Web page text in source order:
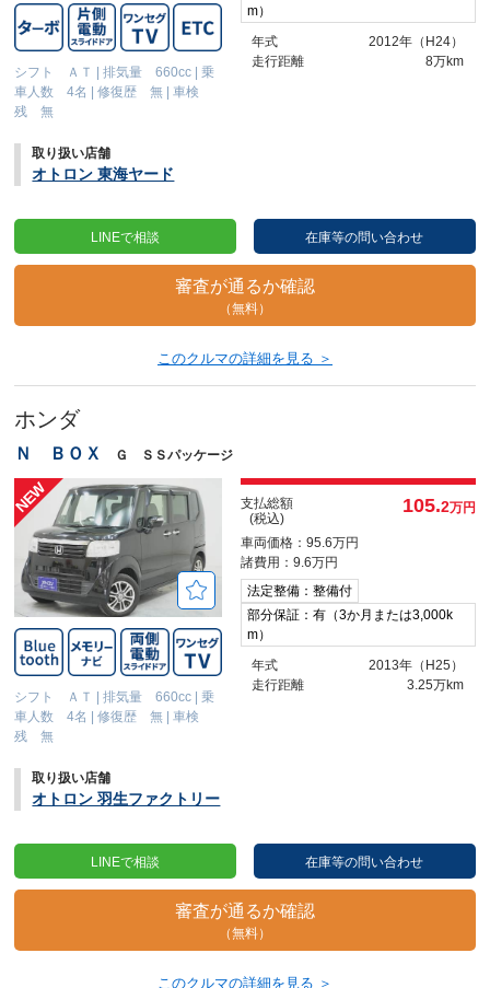
シフト ＡＴ |排気量 660cc |乗
車人数 4名
|修復歴 無 |車検
残 無
m）
年式
2012年（H24）
走行距離
8万km
取り扱い店舗
オトロン 東海ヤード
LINEで相談 在庫等の問い合わせ
審査が通るか確認
（無料）
このクルマの詳細を見る ＞
ホンダ
Ｎ ＢＯＸ Ｇ ＳＳパッケージ
シフト ＡＴ |排気量 660cc |乗
車人数 4名
|修復歴 無 |車検
残 無
支払総額
(税込)
105.2万円
車両価格：95.6万円
諸費用：9.6万円
法定整備：整備付
部分保証：有（3か月または3,000k
m）
年式
2013年（H25）
走行距離
3.25万km
取り扱い店舗
オトロン 羽生ファクトリー
LINEで相談 在庫等の問い合わせ
審査が通るか確認
（無料）
このクルマの詳細を見る ＞